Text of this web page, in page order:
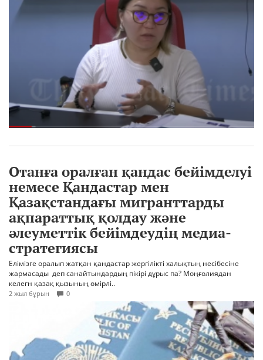
Отанға оралған қандас бейімделуі
немесе Қандастар мен
Қазақстандағы мигранттарды
ақпараттық қолдау және
әлеуметтік бейімдеудің медиа-
стратегиясы
Елімізге оралып жатқан қандастар жергілікті халықтың несібесіне
жармасады деп санайтындардың пікірі дұрыс па? Моңғолиядан
келегн қазақ қызының өмірлі..
2 жыл бұрын 0